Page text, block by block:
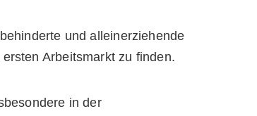
und alleinerziehende
Arbeitsmarkt zu finden.
in der